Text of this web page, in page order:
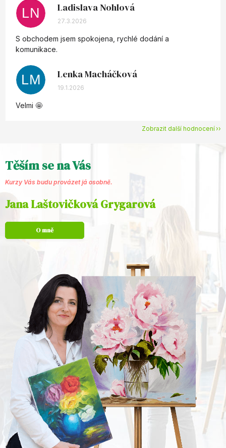
LN Ladislava Nohlová
Hodnocení obchodu je 5 z 5 hvězdiček.
27.3.2026
S obchodem jsem spokojena, rychlé dodání a
komunikace.
LM Lenka Macháčková
Hodnocení obchodu je 5 z 5 hvězdiček.
19.1.2026
Velmi 🤩
Zobrazit další hodnocení
Těším se na Vás
Kurzy Vás budu provázet já osobně.
Jana Laštovičková Grygarová
O mně